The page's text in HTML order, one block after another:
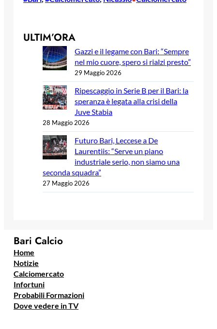
ULTIM’ORA
Gazzi e il legame con Bari: “Sempre
nel mio cuore, spero si rialzi presto”
29 Maggio 2026
Ripescaggio in Serie B per il Bari: la
speranza è legata alla crisi della
Juve Stabia
28 Maggio 2026
Futuro Bari, Leccese a De
Laurentiis: “Serve un piano
industriale serio, non siamo una
seconda squadra”
27 Maggio 2026
Bari Calcio
Home
Notizie
Calciomercato
Infortuni
Probabili Formazioni
Dove vedere in TV